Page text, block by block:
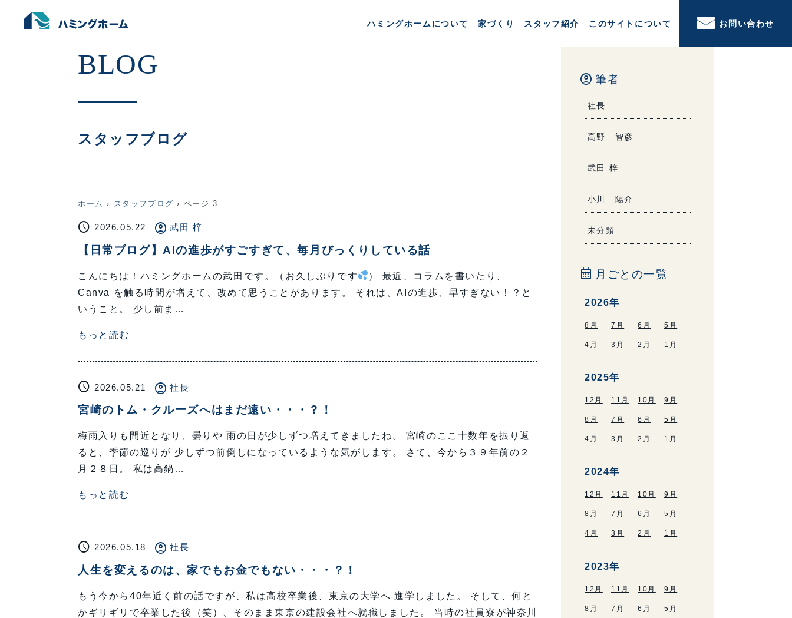
ハミングホームについて 家づくり スタッフ紹介 このサイトについて お問い合わせ
スタッフブログ
ホーム › スタッフブログ › ページ 3
schedule 2026.05.22 account_circle 武田 梓
【日常ブログ】AIの進歩がすごすぎて、毎月びっくりしている話
こんにちは！ハミングホームの武田です。（お久しぶりです
） 最近、コラムを書いたり、
Canva を触る時間が増えて、改めて思うことがあります。 それは、AIの進歩、早すぎない！？と
いうこと。 少し前ま…
もっと読む
schedule 2026.05.21 account_circle 社長
宮崎のトム・クルーズへはまだ遠い・・・？！
梅雨入りも間近となり、曇りや 雨の日が少しずつ増えてきましたね。 宮崎のここ十数年を振り返
ると、季節の巡りが 少しずつ前倒しになっているような気がします。 さて、今から３９年前の２
月２８日。 私は高鍋…
もっと読む
schedule 2026.05.18 account_circle 社長
人生を変えるのは、家でもお金でもない・・・？！
もう今から40年近く前の話ですが、私は高校卒業後、東京の大学へ 進学しました。 そして、何と
かギリギリで卒業した後（笑）、そのまま東京の建設会社へ就職しました。 当時の社員寮が神奈川
account_circle 筆者
社長
高野 智彦
武田 梓
小川 陽介
未分類
calendar_month 月ごとの一覧
2026年
8月 7月 6月 5月
4月 3月 2月 1月
2025年
12月 11月 10月 9月
8月 7月 6月 5月
4月 3月 2月 1月
2024年
12月 11月 10月 9月
8月 7月 6月 5月
4月 3月 2月 1月
2023年
12月 11月 10月 9月
8月 7月 6月 5月